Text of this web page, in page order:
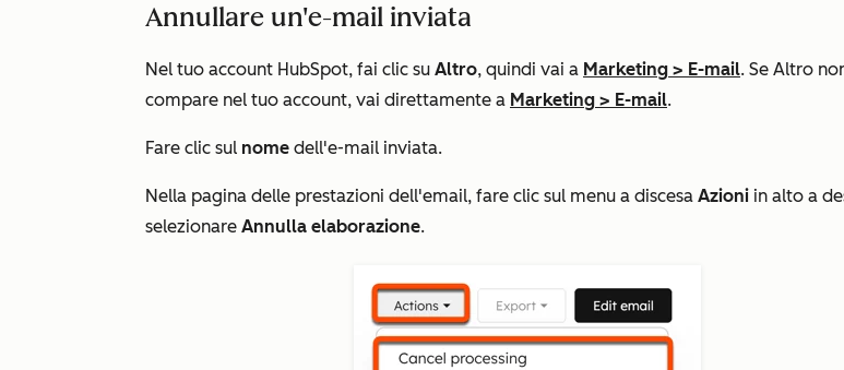
Annullare un'e-mail inviata
Nel tuo account HubSpot, fai clic su Altro, quindi vai a Marketing > E-mail. Se Altro
compare nel tuo account, vai direttamente a Marketing > E-mail.
Fare clic sul nome dell'e-mail inviata.
Nella pagina delle prestazioni dell'email, fare clic sul menu a discesa Azioni in alto a
selezionare Annulla elaborazione.